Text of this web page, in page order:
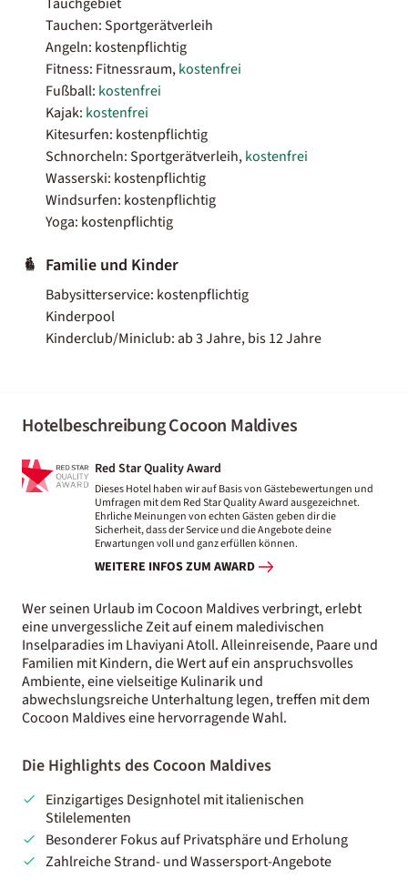
Tauchen: Sportgerätverleih
Angeln: kostenpflichtig
Fitness: Fitnessraum,kostenfrei
Fußball: kostenfrei
Kajak: kostenfrei
Kitesurfen: kostenpflichtig
Schnorcheln: Sportgerätverleih,kostenfrei
Wasserski: kostenpflichtig
Windsurfen: kostenpflichtig
Yoga: kostenpflichtig
Familie und Kinder
Babysitterservice: kostenpflichtig
Kinderpool
Kinderclub/Miniclub: ab 3 Jahre, bis 12 Jahre
Hotelbeschreibung Cocoon Maldives
Red Star Quality Award
Dieses Hotel haben wir auf Basis von Gästebewertungen und
Umfragen mit dem Red Star Quality Award ausgezeichnet.
Ehrliche Meinungen von echten Gästen geben dir die
Sicherheit, dass der Service und die Angebote deine
Erwartungen voll und ganz erfüllen können.
WEITERE INFOS ZUM AWARD
Wer seinen Urlaub im Cocoon Maldives verbringt, erlebt
eine unvergessliche Zeit auf einem maledivischen
Inselparadies im Lhaviyani Atoll. Alleinreisende, Paare und
Familien mit Kindern, die Wert auf ein anspruchsvolles
Ambiente, eine vielseitige Kulinarik und
abwechslungsreiche Unterhaltung legen, treffen mit dem
Cocoon Maldives eine hervorragende Wahl.
Die Highlights des Cocoon Maldives
Einzigartiges Designhotel mit italienischen
Stilelementen
Besonderer Fokus auf Privatsphäre und Erholung
Zahlreiche Strand- und Wassersport-Angebote